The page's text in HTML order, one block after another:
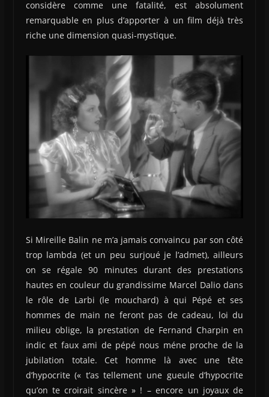
considère comme une fatalité, est absolument
remarquable en plus d’apporter à un film déjà très
riche une dimension quasi-mystique.
Si Mireille Balin ne m’a jamais convaincu par son côté
trop lambda (et un peu surjoué je l’admet), ailleurs
on se régale 90 minutes durant des prestations
hautes en couleur du grandissime Marcel Dalio dans
le rôle de Larbi (le mouchard) à qui Pépé et ses
hommes de main ne feront pas de cadeau, loi du
milieu oblige, la prestation de Fernand Charpin en
indic et faux ami de pépé nous méne proche de la
jubilation totale. Cet homme là avec une tête
d’hypocrite (« t’as tellement une gueule d’hypocrite
qu’on te croirait sincère » ! – encore un joyaux de